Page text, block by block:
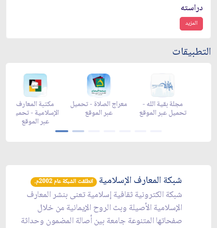
دراسته
المزيد
التطبيقات
مجلة
تحميل
زاد شهر رمضان -
تحميل عبر الموقع
زاد شهر رمضان -
appstore
زاد شهر رمضان -
appgallery
شبكة المعارف الإسلامية انطلقت الشبكة عام 2002م.
شبكة الكترونية ثقافية إسلامية تعنى بنشر المعارف
الإسلامية الأصيلة وبث الروح الإيمانية من خلال
صفحاتها المتنوعة جامعة بين أصالة المضمون وحداثة